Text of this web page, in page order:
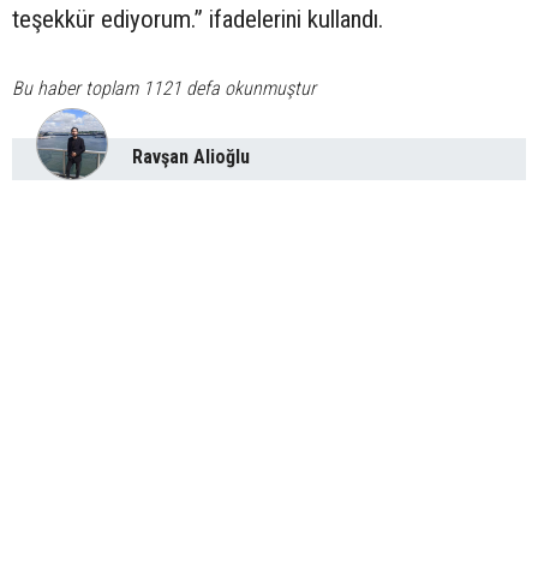
teşekkür ediyorum.” ifadelerini kullandı.
Bu haber toplam 1121 defa okunmuştur
Ravşan Alioğlu